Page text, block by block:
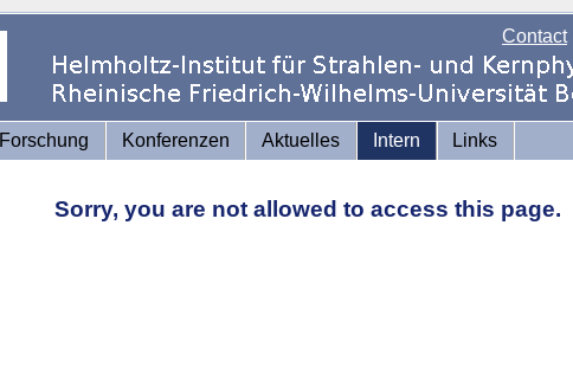
Contact|
Forschung Konferenzen Aktuelles Intern Links
Sorry, you are not allowed to access this page.